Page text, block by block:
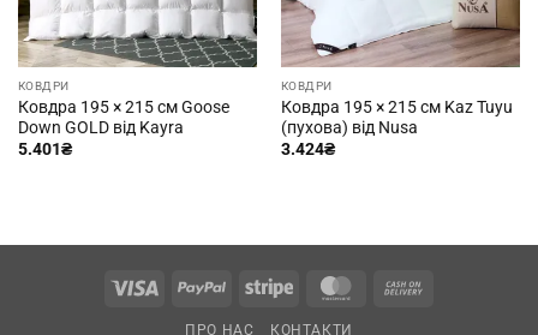
КОВДРИ
Ковдра 195 × 215 см Goose
Down GOLD від Kayra
5.401₴
КОВДРИ
Ковдра 195 × 215 см Kaz Tuyu
(пухова) від Nusa
3.424₴
Visa PayPal Stripe MasterCard
ПРО НАС КОНТАКТИ